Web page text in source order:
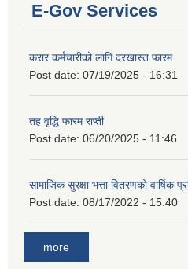
E-Gov Services
करार कर्मचारीको लागि दरखास्त फारम
Post date: 07/19/2025 - 16:31
तह वृद्धि फारम राप्ती
Post date: 06/20/2025 - 11:46
सामाजिक सुरक्षा भत्ता वितरणको वार्षिक
Post date: 08/17/2022 - 15:40
more